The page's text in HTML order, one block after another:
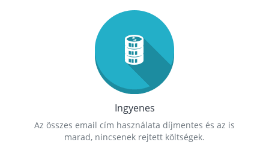
Ingyenes
Az összes email cím használata díjmentes és az is
marad, nincsenek rejtett költségek.